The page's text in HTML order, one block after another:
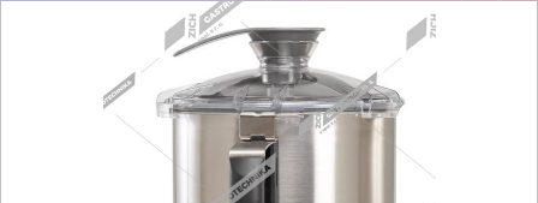
Fritézy
Pánve
Gastronádoby